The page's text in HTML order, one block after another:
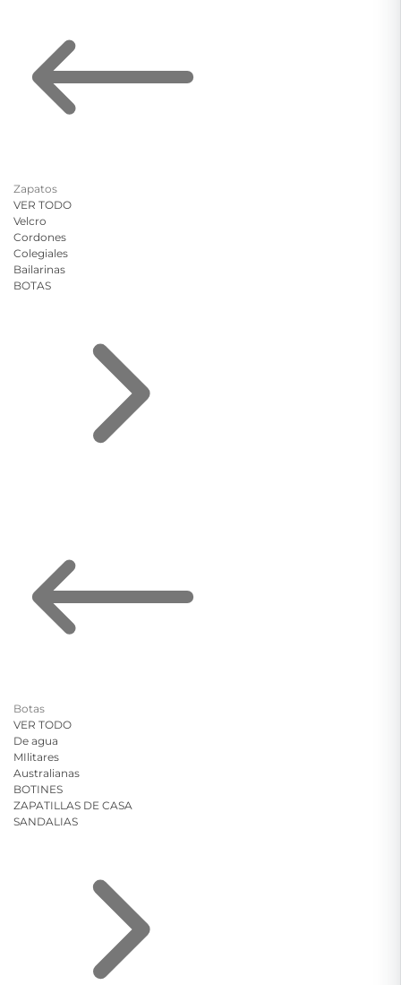
Zapatos
VER TODO
Velcro
Cordones
Colegiales
Bailarinas
BOTAS
Botas
VER TODO
De agua
MIlitares
Australianas
BOTINES
ZAPATILLAS DE CASA
SANDALIAS